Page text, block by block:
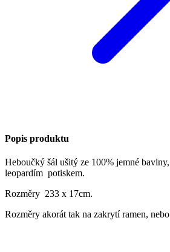
Popis produktu
Heboučký šál ušitý ze 100% jemné
leopardím potiskem.
Rozměry 233 x 17cm.
Rozměry akorát tak na zakrytí ramen,